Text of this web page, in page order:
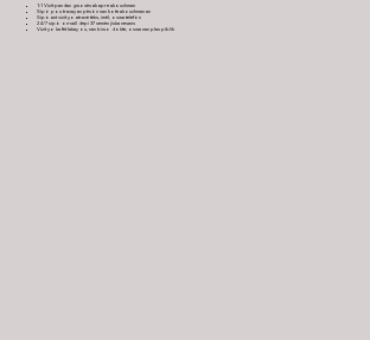
1:1 Vizit pandan gwosès ak apre akouchman
Sipò pou travay an pèsòn nan kote akouchman an
Sipò ant vizit yo atravè tèks, imèl, oswa telefòn
24/7 sipò on-call depi 37 semèn jiska nesans
Vizit yo ka fèt lakay ou, nan biwo doktè, oswa nan plas piblik